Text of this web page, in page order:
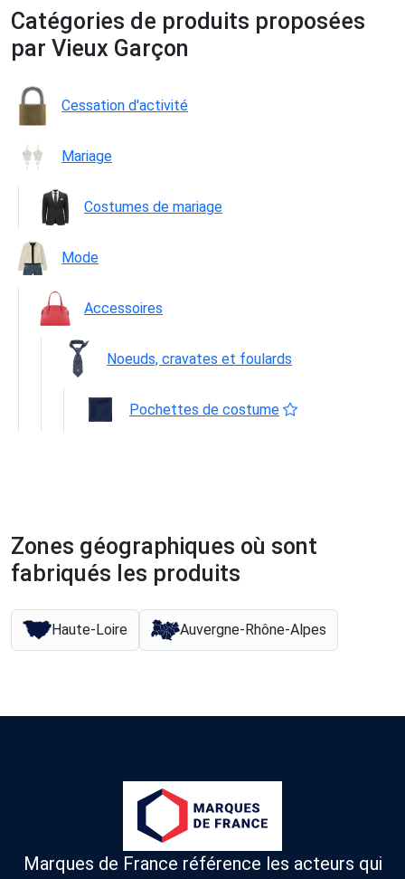
Catégories de produits proposées
par Vieux Garçon
Cessation d'activité
Mariage
Costumes de mariage
Mode
Accessoires
Noeuds, cravates et foulards
Pochettes de costume
Zones géographiques où sont
fabriqués les produits
Haute-Loire Auvergne-Rhône-Alpes
Marques de France référence les acteurs qui